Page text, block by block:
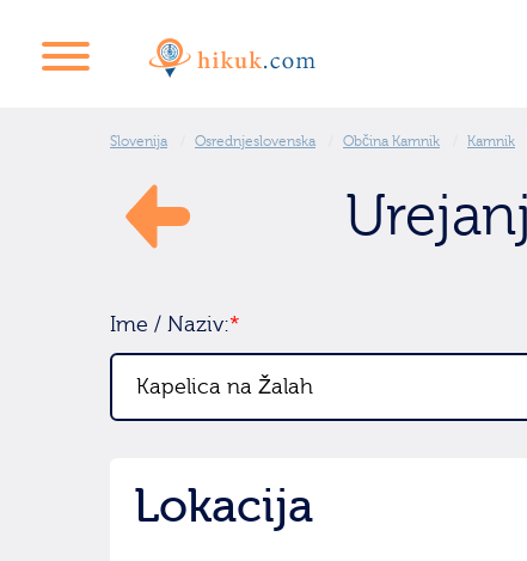
Slovenija Osrednjeslovenska Občina Kamnik Kamnik
Ime / Naziv:*
Lokacija